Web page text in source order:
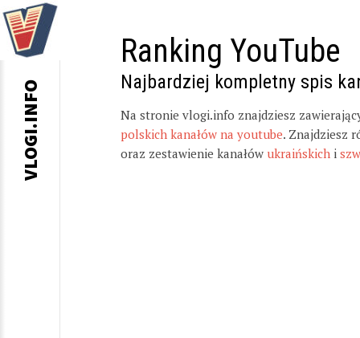
Ranking YouTube
Najbardziej kompletny spis
Na stronie vlogi.info znajdziesz
polskich kanałów na youtube. Znajdziesz
oraz zestawienie kanałów ukraińskich i
VLOGI.INFO